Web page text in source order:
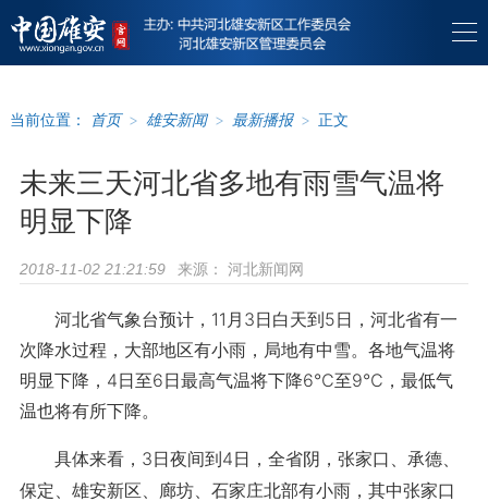
当前位置： 首页 > 雄安新闻 > 最新播报 > 正文
未来三天河北省多地有雨雪气温将
明显下降
2018-11-02 21:21:59 来源： 河北新闻网
河北省气象台预计，11月3日白天到5日，河北省有一
次降水过程，大部地区有小雨，局地有中雪。各地气温将
明显下降，4日至6日最高气温将下降6℃至9℃，最低气
温也将有所下降。
具体来看，3日夜间到4日，全省阴，张家口、承德、
保定、雄安新区、廊坊、石家庄北部有小雨，其中张家口